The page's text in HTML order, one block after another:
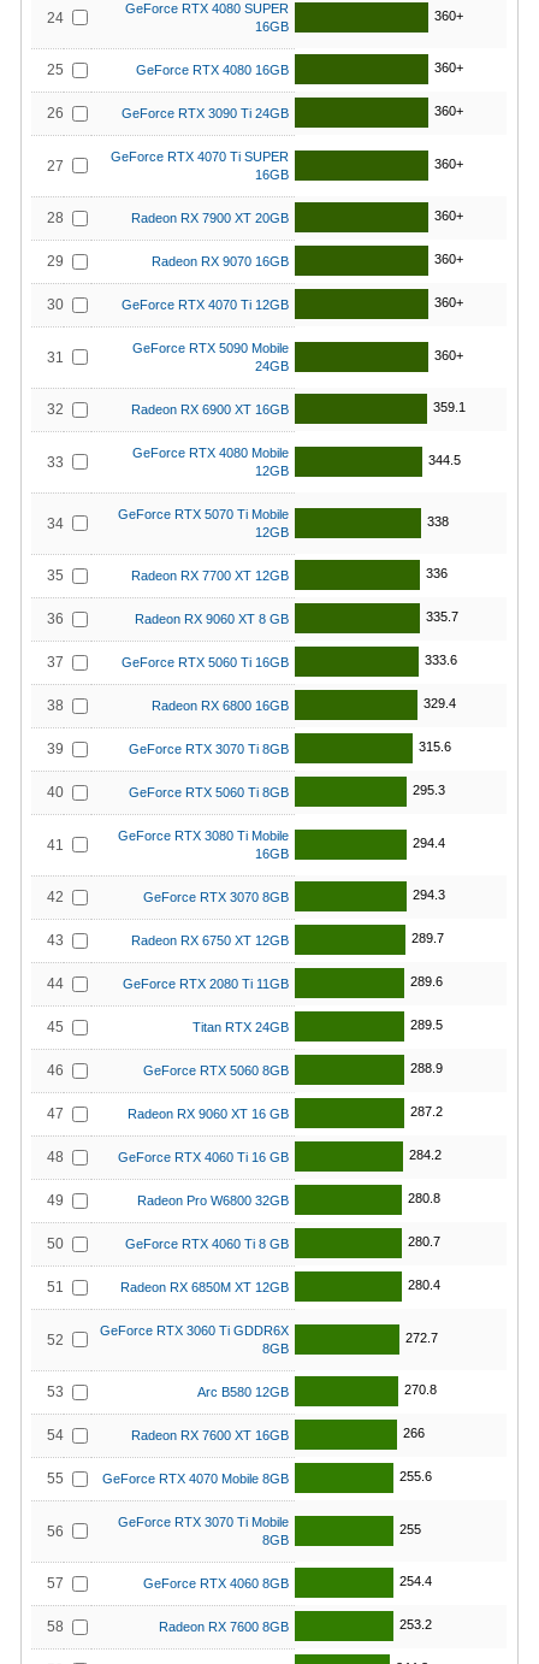
24
GeForce RTX 4080 SUPER
16GB
360+
25 GeForce RTX 4080 16GB 360+
26 GeForce RTX 3090 Ti 24GB 360+
27
GeForce RTX 4070 Ti SUPER
16GB
360+
28 Radeon RX 7900 XT 20GB 360+
29 Radeon RX 9070 16GB 360+
30 GeForce RTX 4070 Ti 12GB 360+
31
GeForce RTX 5090 Mobile
24GB
360+
32 Radeon RX 6900 XT 16GB 359.1
33
GeForce RTX 4080 Mobile
12GB
344.5
34
GeForce RTX 5070 Ti Mobile
12GB
338
35 Radeon RX 7700 XT 12GB 336
36 Radeon RX 9060 XT 8 GB 335.7
37 GeForce RTX 5060 Ti 16GB 333.6
38 Radeon RX 6800 16GB 329.4
39 GeForce RTX 3070 Ti 8GB 315.6
40 GeForce RTX 5060 Ti 8GB 295.3
41
GeForce RTX 3080 Ti Mobile
16GB
294.4
42 GeForce RTX 3070 8GB 294.3
43 Radeon RX 6750 XT 12GB 289.7
44 GeForce RTX 2080 Ti 11GB 289.6
45 Titan RTX 24GB 289.5
46 GeForce RTX 5060 8GB 288.9
47 Radeon RX 9060 XT 16 GB 287.2
48 GeForce RTX 4060 Ti 16 GB 284.2
49 Radeon Pro W6800 32GB 280.8
50 GeForce RTX 4060 Ti 8 GB 280.7
51 Radeon RX 6850M XT 12GB 280.4
52
GeForce RTX 3060 Ti GDDR6X
8GB
272.7
53 Arc B580 12GB 270.8
54 Radeon RX 7600 XT 16GB 266
55 GeForce RTX 4070 Mobile 8GB 255.6
56
GeForce RTX 3070 Ti Mobile
8GB
255
57 GeForce RTX 4060 8GB 254.4
58 Radeon RX 7600 8GB 253.2